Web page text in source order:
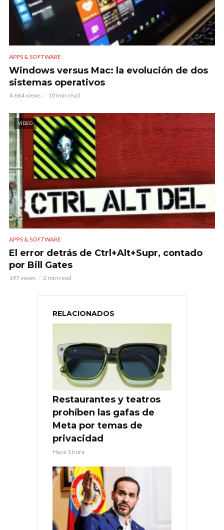
APPS & SOFTWARE
Windows versus Mac: la evolución de dos
sistemas operativos
4.664 views 10 min read
VIDEO
APPS & SOFTWARE
El error detrás de Ctrl+Alt+Supr, contado
por Bill Gates
197 views 2 min read
RELACIONADOS
Restaurantes y teatros
prohíben las gafas de
Meta por temas de
privacidad
Hace 1 hora